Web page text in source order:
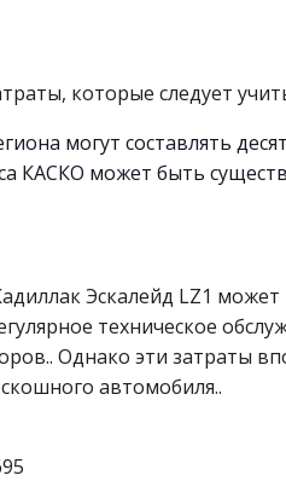
которые следует
могут составлять
КАСКО может быть
Эскалейд LZ1
техническое
Однако эти затраты
автомобиля..